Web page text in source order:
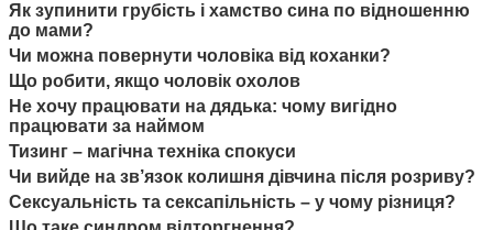
Як зупинити грубість і хамство сина по відношенню
до мами?
Чи можна повернути чоловіка від коханки?
Що робити, якщо чоловік охолов
Не хочу працювати на дядька: чому вигідно
працювати за наймом
Тизинг – магічна техніка спокуси
Чи вийде на зв’язок колишня дівчина після розриву?
Сексуальність та сексапільність – у чому різниця?